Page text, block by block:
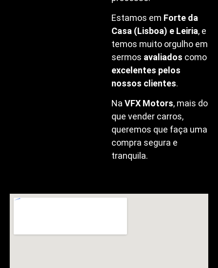
Estamos em Forte da
Casa (Lisboa) e Leiria, e
temos muito orgulho em
sermos avaliados como
excelentes pelos
nossos clientes.
NaVFX Motors, mais do
que vender carros,
queremos que faça uma
compra segura e
tranquila.